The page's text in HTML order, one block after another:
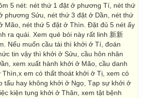
5 nét: nét thứ 1 đặt ở phương Tí, nét thứ
phương Sửu, nét thứ 3 đặt ở Dần, nét thứ
Mão, nét thứ 5 đặt ở Thìn. Đặt đủ 5 nét ấy
ra quái. Xem quẻ bói này rất linh 新新
Nếu muốn cầu tài thì khởi ở Tí, đoán
tin vậy thì khởi ở Sửu, cầu hôn nhân
xem xuất hành khởi ở Mão, cầu danh
Thìn,x em có thất thoát khởi ở Tị, xem có
tẩu hay không khởi ở Ngọ, Tạp sự khởi ở
kiện tụng khởi ở Thân, xem tật bệnh